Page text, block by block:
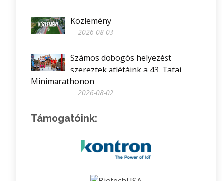
Közlemény
2026-08-03
Számos dobogós helyezést
szereztek atlétáink a 43. Tatai
Minimarathonon
2026-08-02
Támogatóink: